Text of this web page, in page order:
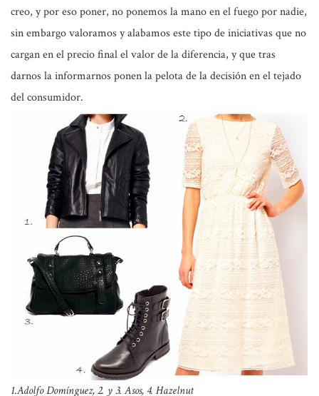
creo, y por eso poner, no ponemos la mano en el fuego por nadie,
sin embargo valoramos y alabamos este tipo de iniciativas que no
cargan en el precio final el valor de la diferencia, y que tras
darnos la informarnos ponen la pelota de la decisión en el tejado
del consumidor.
1.Adolfo Domínguez, 2. y 3. Asos, 4. Hazelnut